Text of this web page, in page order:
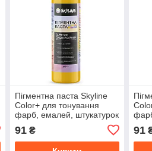
Пігментна паста Skyline
Color+ для тонування
фарб, емалей, штукатурок
91₴ 91